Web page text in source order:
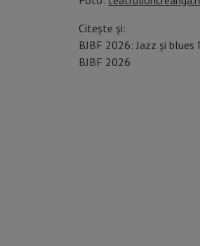
Citește și:
BJBF 2026: Jazz și
BJBF 2026